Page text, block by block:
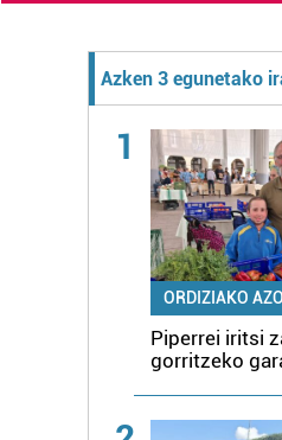
Azken 3 egunetako
1
ORDIZIAKO
Piperrei iritsi
gorritzeko